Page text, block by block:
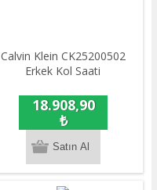
Calvin Klein CK25200502
Erkek Kol Saati
18.908,90
₺